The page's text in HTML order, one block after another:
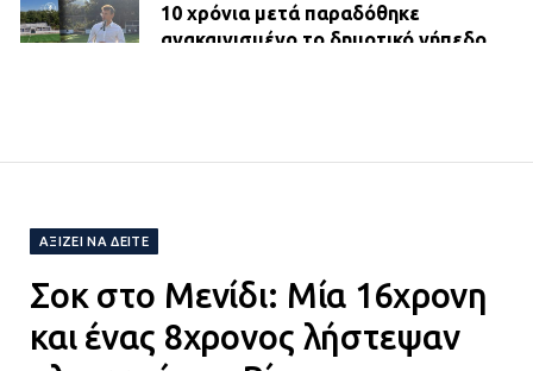
10 χρόνια μετά παραδόθηκε
ανακαινισμένο το δημοτικό γήπεδο
ΔΗΜΟΣ ΜΑΝΔΡΑΣ ΕΙΔΥΛΛΙΑΣ:
Αισχύλεια 2026: Το Φεστιβάλ της
Ελευσίνας επιστρέφει στον
ΑΞΊΖΕΙ ΝΑ ΔΕΊΤΕ
Σοκ στο Μενίδι: Μία 16χρονη
και ένας 8χρονος λήστεψαν